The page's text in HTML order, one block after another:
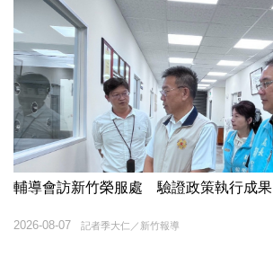
輔導會訪新竹榮服處 驗證政策執行成果
記者季大仁／新竹報導
2026-08-07